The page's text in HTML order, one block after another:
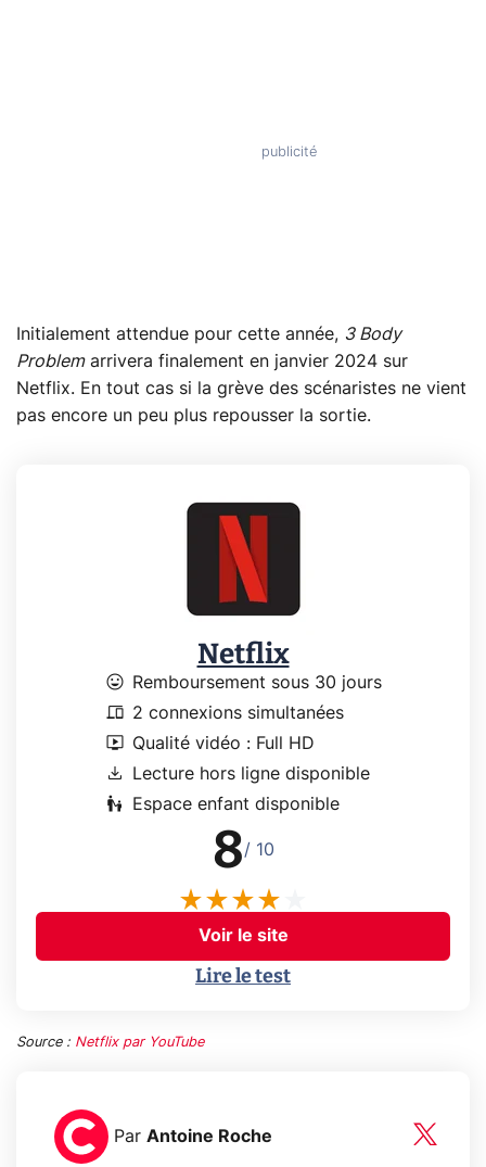
Initialement attendue pour cette année, 3 Body
Problemarrivera finalement en janvier 2024 sur
Netflix. En tout cas si la grève des scénaristes ne vient
pas encore un peu plus repousser la sortie.
Netflix
mood Remboursement sous 30 jours
devices 2 connexions simultanées
live_tv Qualité vidéo : Full HD
download Lecture hors ligne disponible
escalator_warning Espace enfant disponible
8/ 10
Voir le site
Lire le test
Source : Netflix par YouTube
Par Antoine Roche